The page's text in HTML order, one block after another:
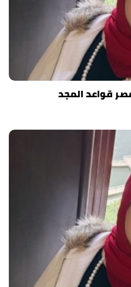
قواعد المجد